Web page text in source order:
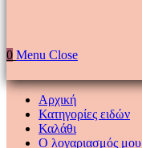
0 Menu Close
Αρχική
Κατηγορίες ειδών
Καλάθι
Ο λογαριασμός μου